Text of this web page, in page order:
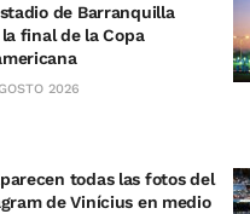
de Barranquilla
final de la Copa
2026
todas las fotos del
de Vinícius en medio